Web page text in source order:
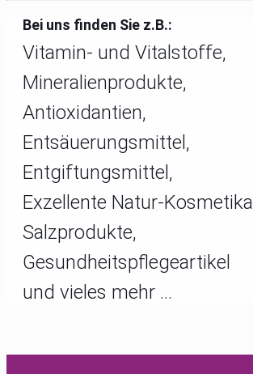
Bei uns finden Sie z.B.:
Vitamin- und Vitalstoffe,
Mineralienprodukte,
Antioxidantien,
Entsäuerungsmittel,
Entgiftungsmittel,
Exzellente Natur-Kosmetika
Salzprodukte,
Gesundheitspflegeartikel
und vieles mehr …